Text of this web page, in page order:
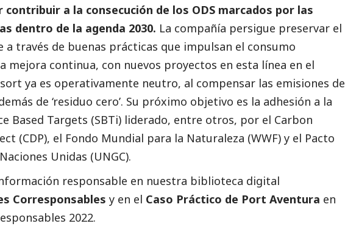
contribuir a la consecución de los ODS marcados por las
dentro de la agenda 2030. La compañía persigue preservar el
a través de buenas prácticas que impulsan el consumo
mejora continua, con nuevos proyectos en esta línea en el
ya es operativamente neutro, al compensar las emisiones de
de ‘residuo cero’. Su próximo objetivo es la adhesión a la
Based Targets (SBTi) liderado, entre otros, por el Carbon
(CDP), el Fondo Mundial para la Naturaleza (WWF) y el Pacto
Unidas (UNGC).
responsable en nuestra biblioteca digital
Corresponsables y en el Caso Práctico de Port Aventura en
2022.